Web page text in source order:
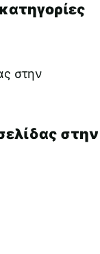
στην